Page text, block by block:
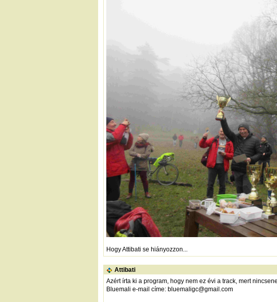
Hogy Attibati se hiányozzon...
Attibati
Azért írta ki a program, hogy nem ez évi a track, mert
Bluemali e-mail címe: bluemaligc@gmail.com